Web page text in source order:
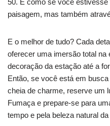
50. É como se você
paisagem, mas também
E o melhor de tudo? Cada
oferecer uma imersão total na
decoração da estação até a
Então, se você está em
cheia de charme, reserve um
Fumaça e prepare-se para
tempo e pela beleza natural